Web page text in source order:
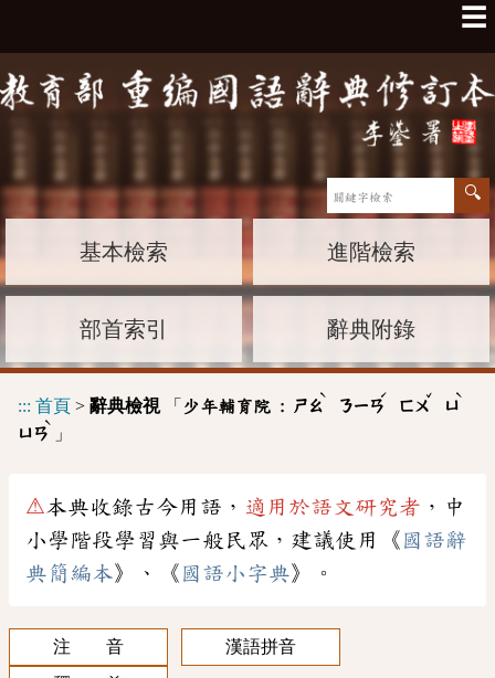
☰
基本檢索 進階檢索
部首索引 辭典附錄
::: 首頁 > 辭典檢視「 少年輔育院 : ㄕㄠ
ˋ
ㄋㄧㄢ
ˊ
ㄈㄨ
ˇ
ㄩ
ˋ
ㄩㄢ
ˋ
」
⚠本典收錄古今用語， 適用於語文研究者 ，中
小學階段學習與一般民眾，建議使用《 國語辭
典簡編本》、《 國語小字典》。
注 音
漢語拼音